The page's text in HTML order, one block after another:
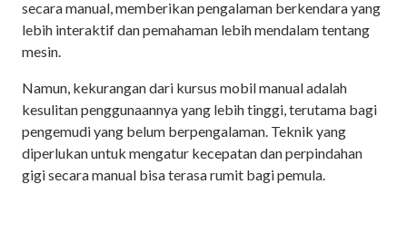
secara manual, memberikan pengalaman berkendara yang
lebih interaktif dan pemahaman lebih mendalam tentang
mesin.
Namun, kekurangan dari kursus mobil manual adalah
kesulitan penggunaannya yang lebih tinggi, terutama bagi
pengemudi yang belum berpengalaman. Teknik yang
diperlukan untuk mengatur kecepatan dan perpindahan
gigi secara manual bisa terasa rumit bagi pemula.